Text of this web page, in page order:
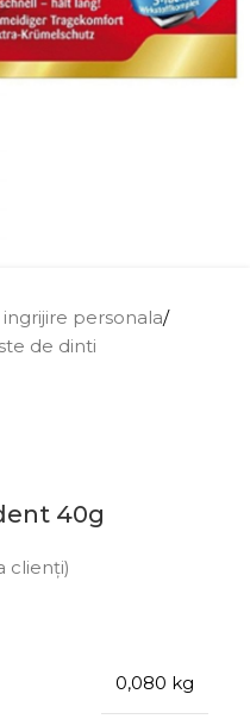
personala/
de dinti
40g
clienți)
0,080 kg